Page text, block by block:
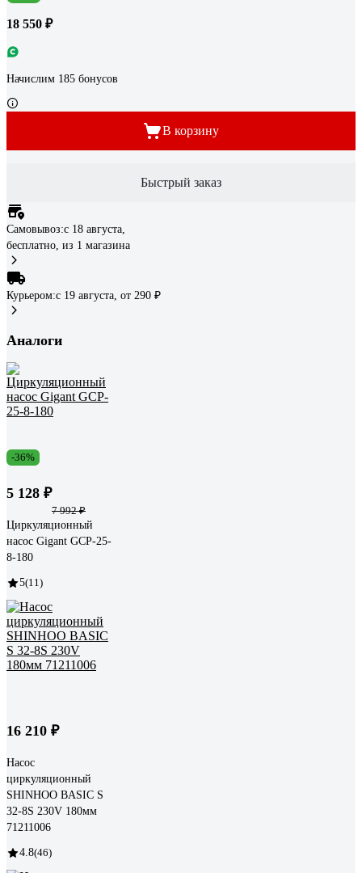
18 550 ₽
Начислим 185 бонусов
В корзину
Быстрый заказ
Самовывоз:c 18 августа,
бесплатно, из 1 магазина
Курьером:c 19 августа, от 290 ₽
Аналоги
-36%
5 128 ₽
7 992 ₽
Циркуляционный
насос Gigant GСP-25-
8-180
5(11)
16 210 ₽
Насос
циркуляционный
SHINHOO BASIC S
32-8S 230V 180мм
71211006
4.8(46)